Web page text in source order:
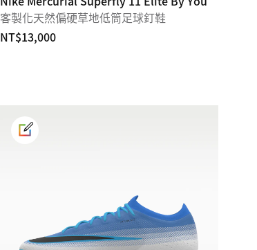
客製化天然偏硬草地低筒足球釘鞋
NT$13,000